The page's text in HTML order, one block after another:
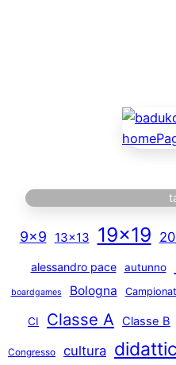
9×9 13×13 19×19
alessandro pace autunno
boardgames Bologna
CI Classe A Classe B
Congresso cultura